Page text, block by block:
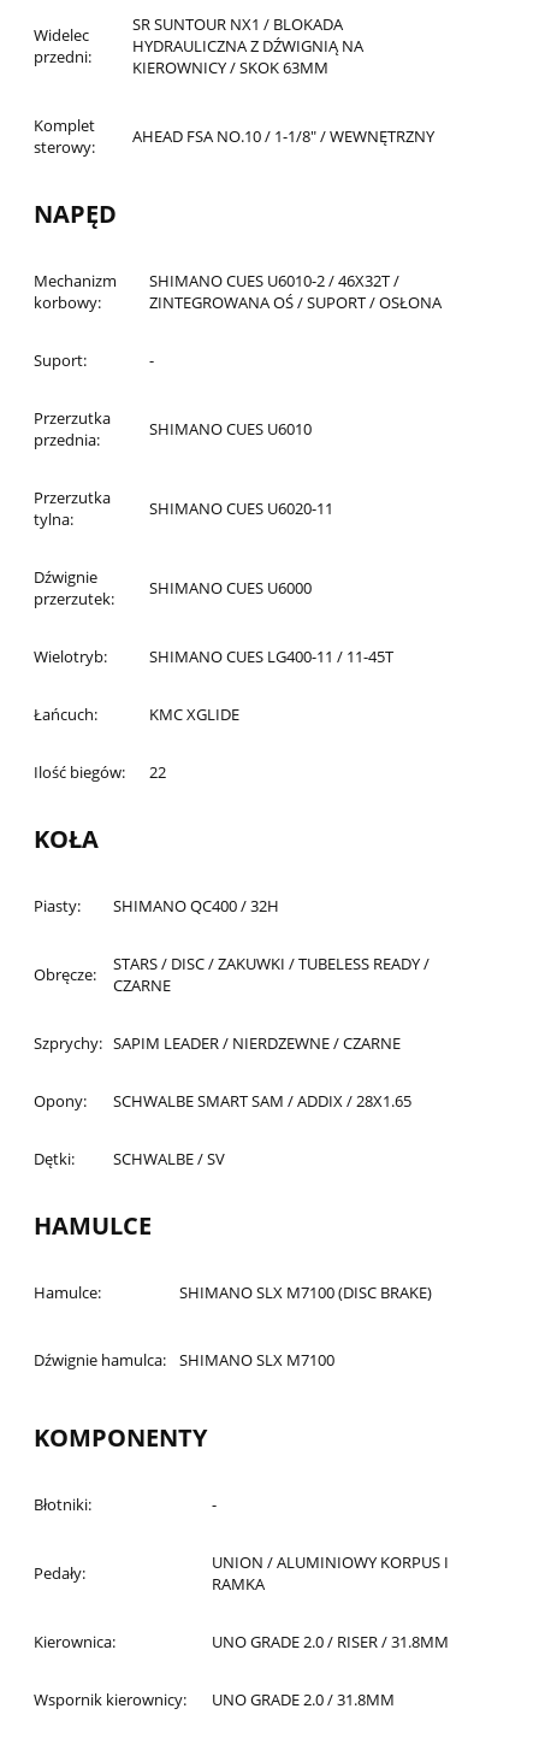
Widelec
przedni:
SR SUNTOUR NX1 / BLOKADA
HYDRAULICZNA Z DŹWIGNIĄ NA
KIEROWNICY / SKOK 63MM
Komplet
sterowy:
AHEAD FSA NO.10 / 1-1/8" / WEWNĘTRZNY
NAPĘD
Mechanizm
korbowy:
SHIMANO CUES U6010-2 / 46X32T /
ZINTEGROWANA OŚ / SUPORT / OSŁONA
Suport: -
Przerzutka
przednia:
SHIMANO CUES U6010
Przerzutka
tylna:
SHIMANO CUES U6020-11
Dźwignie
przerzutek:
SHIMANO CUES U6000
Wielotryb: SHIMANO CUES LG400-11 / 11-45T
Łańcuch: KMC XGLIDE
Ilość biegów: 22
KOŁA
Piasty: SHIMANO QC400 / 32H
Obręcze:
STARS / DISC / ZAKUWKI / TUBELESS READY /
CZARNE
Szprychy: SAPIM LEADER / NIERDZEWNE / CZARNE
Opony: SCHWALBE SMART SAM / ADDIX / 28X1.65
Dętki: SCHWALBE / SV
HAMULCE
Hamulce: SHIMANO SLX M7100 (DISC BRAKE)
Dźwignie hamulca: SHIMANO SLX M7100
KOMPONENTY
Błotniki: -
Pedały:
UNION / ALUMINIOWY KORPUS I
RAMKA
Kierownica: UNO GRADE 2.0 / RISER / 31.8MM
Wspornik kierownicy: UNO GRADE 2.0 / 31.8MM